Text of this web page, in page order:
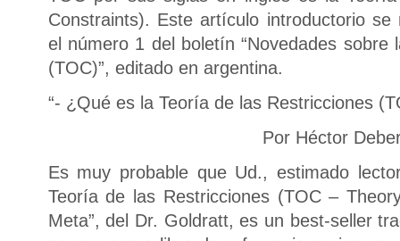
Constraints). Este artículo introductorio
el número 1 del boletín “Novedades sobre
(TOC)”, editado en argentina.
“- ¿Qué es la Teoría de las Restricciones
Por Héctor
Es muy probable que Ud., estimado
Teoría de las Restricciones (TOC –
Meta”, del Dr. Goldratt, es un best-seller